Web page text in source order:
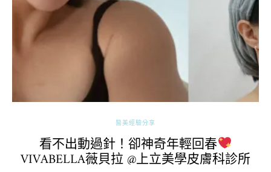
醫美經驗分享
看不出動過針！卻神奇年輕回春
VIVABELLA薇貝拉 @上立美學皮膚科診所